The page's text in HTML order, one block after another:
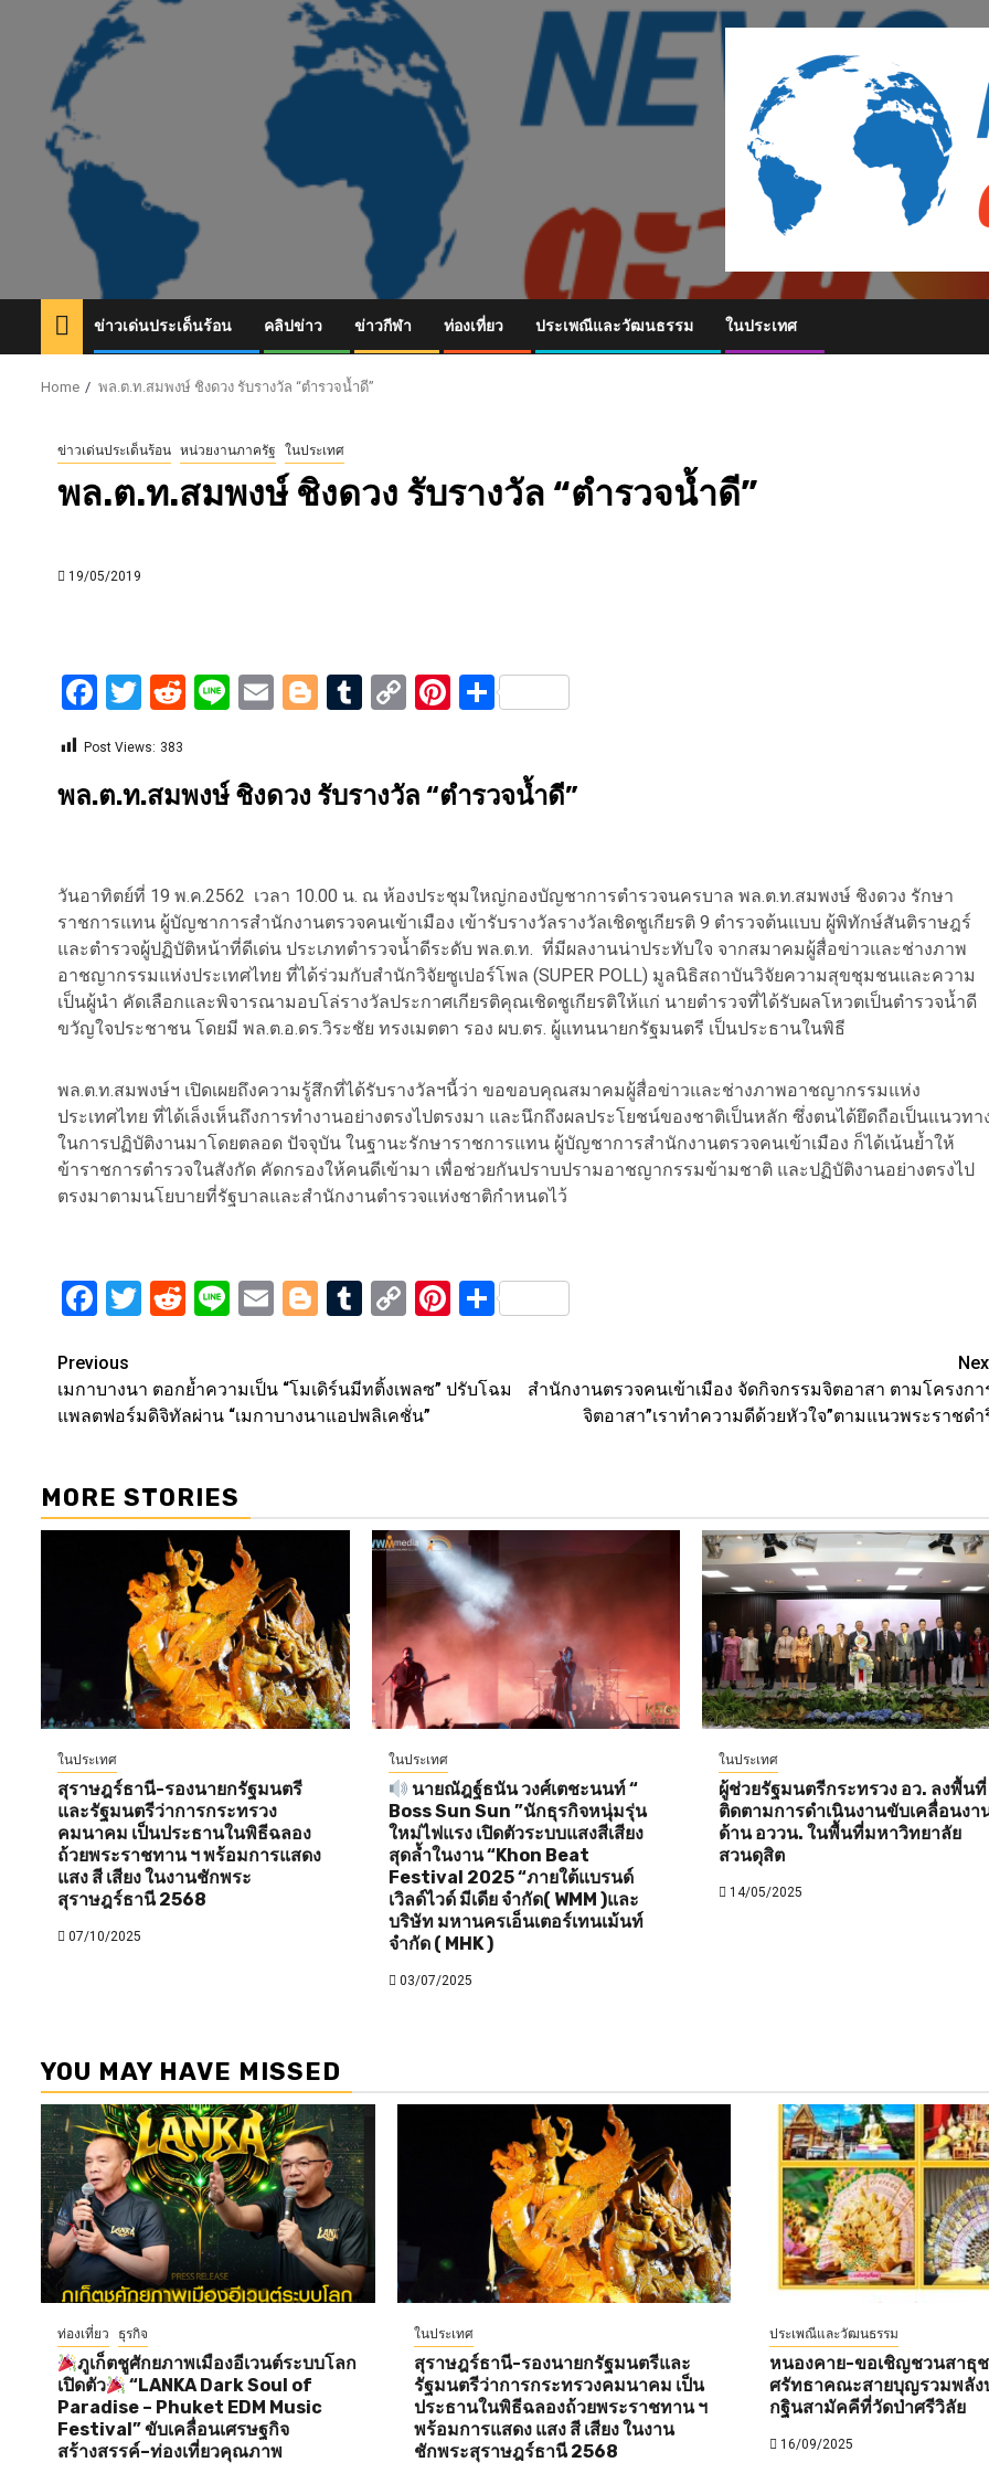
ข่าวเด่นประเด็นร้อน คลิปข่าว ข่าวกีฬา ท่องเที่ยว ประเพณีและวัฒนธรรม ในประเทศ
Home พล.ต.ท.สมพงษ์ ชิงดวง รับรางวัล “ตำรวจน้ำดี”
ข่าวเด่นประเด็นร้อน หน่วยงานภาครัฐ ในประเทศ
พล.ต.ท.สมพงษ์ ชิงดวง รับรางวัล “ตำรวจน้ำดี”
19/05/2019
Facebook
Twitter
Reddit
LineEmailBlogger
Tumblr
CopyPinterest
Share
Post Views: 383
พล.ต.ท.สมพงษ์ ชิงดวง รับรางวัล “ตำรวจน้ำดี”
วันอาทิตย์ที่ 19 พ.ค.2562 เวลา 10.00 น. ณ ห้องประชุมใหญ่กองบัญชาการตำรวจนครบาล พล.ต.ท.สมพงษ์ ชิงดวง รักษา
ราชการแทน ผู้บัญชาการสำนักงานตรวจคนเข้าเมือง เข้ารับรางวัลรางวัลเชิดชูเกียรติ 9 ตำรวจต้นแบบ ผู้พิทักษ์สันติราษฎร์
และตำรวจผู้ปฏิบัติหน้าที่ดีเด่น ประเภทตำรวจน้ำดีระดับ พล.ต.ท. ที่มีผลงานน่าประทับใจ จากสมาคมผู้สื่อข่าวและช่างภาพ
อาชญากรรมแห่งประเทศไทย ที่ได้ร่วมกับสำนักวิจัยซูเปอร์โพล (SUPER POLL) มูลนิธิสถาบันวิจัยความสุขชุมชนและความ
เป็นผู้นำ คัดเลือกและพิจารณามอบโล่รางวัลประกาศเกียรติคุณเชิดชูเกียรติให้แก่ นายตำรวจที่ได้รับผลโหวตเป็นตำรวจน้ำดี
ขวัญใจประชาชน โดยมี พล.ต.อ.ดร.วิระชัย ทรงเมตตา รอง ผบ.ตร. ผู้แทนนายกรัฐมนตรี เป็นประธานในพิธี
พล.ต.ท.สมพงษ์ฯ เปิดเผยถึงความรู้สึกที่ได้รับรางวัลฯนี้ว่า ขอขอบคุณสมาคมผู้สื่อข่าวและช่างภาพอาชญากรรมแห่ง
ประเทศไทย ที่ได้เล็งเห็นถึงการทำงานอย่างตรงไปตรงมา และนึกถึงผลประโยชน์ของชาติเป็นหลัก ซึ่งตนได้ยึดถือเป็นแนวทา
ในการปฏิบัติงานมาโดยตลอด ปัจจุบัน ในฐานะรักษาราชการแทน ผู้บัญชาการสำนักงานตรวจคนเข้าเมือง ก็ได้เน้นย้ำให้
ข้าราชการตำรวจในสังกัด คัดกรองให้คนดีเข้ามา เพื่อช่วยกันปราบปรามอาชญากรรมข้ามชาติ และปฏิบัติงานอย่างตรงไป
ตรงมาตามนโยบายที่รัฐบาลและสำนักงานตำรวจแห่งชาติกำหนดไว้
Facebook
Twitter
Reddit
LineEmailBlogger
Tumblr
CopyPinterest
Share
Post
navigation
Previous
เมกาบางนา ตอกย้ำความเป็น “โมเดิร์นมีทติ้งเพลซ” ปรับโฉม
แพลตฟอร์มดิจิทัลผ่าน “เมกาบางนาแอปพลิเคชั่น”
สำนักงานตรวจคนเข้าเมือง จัดกิจกรรมจิตอาสา ตามโครงกา
จิตอาสา”เราทำความดีด้วยหัวใจ”ตามแนวพระราชดำ
MORE STORIES
ในประเทศ
สุราษฎร์ธานี-รองนายกรัฐมนตรี
และรัฐมนตรีว่าการกระทรวง
คมนาคม เป็นประธานในพิธีฉลอง
ถ้วยพระราชทาน ฯ พร้อมการแสดง
แสง สี เสียง ในงานชักพระ
สุราษฎร์ธานี 2568
07/10/2025
ในประเทศ
นายณัฎฐ์ธนัน วงศ์เตชะนนท์ “
Boss Sun Sun ”นักธุรกิจหนุ่มรุ่น
ใหม่ไฟแรง เปิดตัวระบบแสงสีเสียง
สุดล้ำในงาน “Khon Beat
Festival 2025 “ภายใต้แบรนด์
เวิลด์ไวด์ มีเดีย จำกัด( WMM )และ
บริษัท มหานครเอ็นเตอร์เทนเม้นท์
จำกัด ( MHK )
03/07/2025
ในประเทศ
ผู้ช่วยรัฐมนตรีกระทรวง อว. ลงพื้นที่
ติดตามการดำเนินงานขับเคลื่อนงา
ด้าน อววน. ในพื้นที่มหาวิทยาลัย
สวนดุสิต
14/05/2025
YOU MAY HAVE MISSED
ท่องเที่ยว ธุรกิจ
ภูเก็ตชูศักยภาพเมืองอีเวนต์ระบบโลก
เปิดตัว
“LANKA Dark Soul of
Paradise – Phuket EDM Music
Festival” ขับเคลื่อนเศรษฐกิจ
สร้างสรรค์–ท่องเที่ยวคุณภาพ
ในประเทศ
สุราษฎร์ธานี-รองนายกรัฐมนตรีและ
รัฐมนตรีว่าการกระทรวงคมนาคม เป็น
ประธานในพิธีฉลองถ้วยพระราชทาน ฯ
พร้อมการแสดง แสง สี เสียง ในงาน
ชักพระสุราษฎร์ธานี 2568
ประเพณีและวัฒนธรรม
หนองคาย-ขอเชิญชวนสาธุ
ศรัทธาคณะสายบุญรวมพลั
กฐินสามัคคีที่วัดป่าศรีวิลัย
16/09/2025